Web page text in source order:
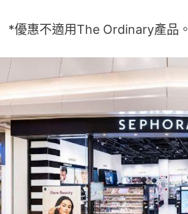
*優惠不適用The Ordinary產品。